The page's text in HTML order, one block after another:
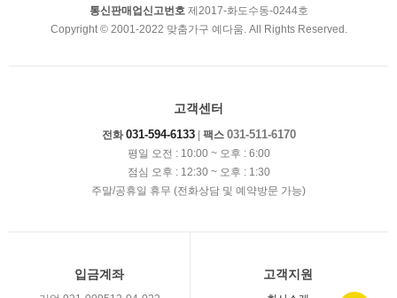
통신판매업신고번호제2017-화도수동-0244호
Copyright © 2001-2022 맞춤가구 예다움. All Rights Reserved.
고객센터
전화 031-594-6133| 팩스 031-511-6170
평일 오전 : 10:00 ~ 오후 : 6:00
점심 오후 : 12:30 ~ 오후 : 1:30
주말/공휴일 휴무 (전화상담 및 예약방문 가능)
입금계좌 고객지원